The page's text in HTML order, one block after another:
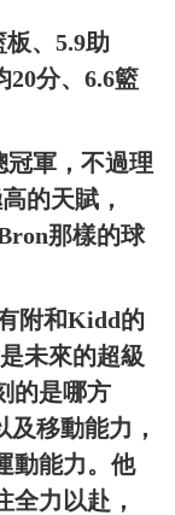
板、5.9助
20分、6.6籃
冠軍，不過理
的天賦，
那樣的球
附和Kidd的
未來的超級
的是哪方
移動能力，
動能力。他
全力以赴，